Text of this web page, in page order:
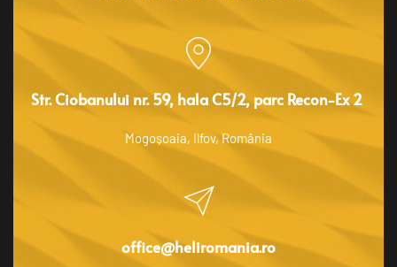
Str. Ciobanului nr. 59, hala C5/2, parc Recon-Ex 2
Mogoșoaia, Ilfov, România
office@heliromania.ro